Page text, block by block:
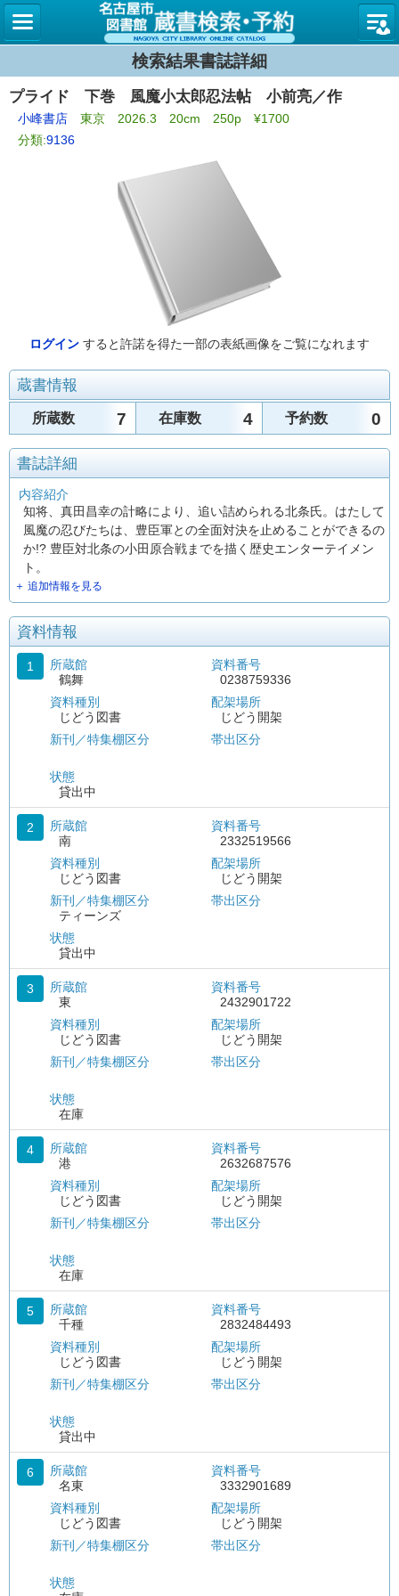
名古屋
検索結果書誌詳細
プライド 下巻 風魔小太郎忍法帖 小前亮／作
小峰書店 東京 2026.3 20cm 250p ¥1700
分類:9136
ログイン すると許諾を得た一部の表紙画像をご覧になれます
蔵書情報
所蔵数 7 在庫数 4 予約数 0
書誌詳細
内容紹介
知将、真田昌幸の計略により、追い詰められる北条氏。はたして
風魔の忍びたちは、豊臣軍との全面対決を止めることができるの
か!? 豊臣対北条の小田原合戦までを描く歴史エンターテイメン
ト。
＋ 追加情報を見る
資料情報
1
所蔵館
鶴舞
資料種別
じどう図書
新刊／特集棚区分
状態
貸出中
資料番号
0238759336
配架場所
じどう開架
帯出区分
2
所蔵館
南
資料種別
じどう図書
新刊／特集棚区分
ティーンズ
状態
貸出中
資料番号
2332519566
配架場所
じどう開架
帯出区分
3
所蔵館
東
資料種別
じどう図書
新刊／特集棚区分
状態
在庫
資料番号
2432901722
配架場所
じどう開架
帯出区分
4
所蔵館
港
資料種別
じどう図書
新刊／特集棚区分
状態
在庫
資料番号
2632687576
配架場所
じどう開架
帯出区分
5
所蔵館
千種
資料種別
じどう図書
新刊／特集棚区分
状態
貸出中
資料番号
2832484493
配架場所
じどう開架
帯出区分
6
所蔵館
名東
資料種別
じどう図書
新刊／特集棚区分
状態
資料番号
3332901689
配架場所
じどう開架
帯出区分